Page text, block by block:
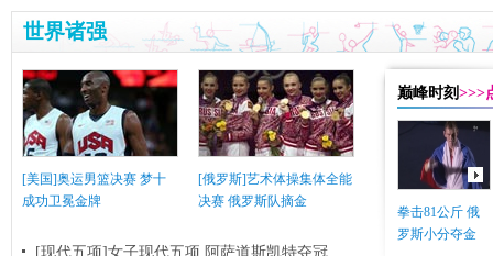
世界诸强
[美国]奥运男篮决赛 梦十
成功卫冕金牌
[俄罗斯]艺术体操集体全能
决赛 俄罗斯队摘金
[现代五项]女子现代五项 阿萨道斯凯特夺冠
巅峰时刻>>>
拳击81公斤 俄
罗斯小分夺金